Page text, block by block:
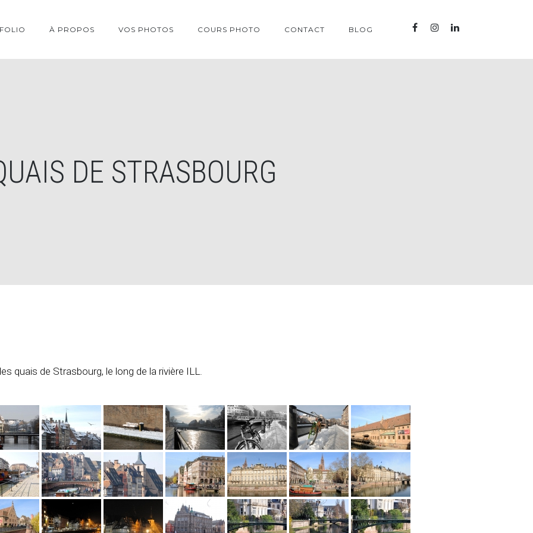
À PROPOS VOS PHOTOS COURS PHOTO CONTACT BLOG
DE STRASBOURG
quais de Strasbourg, le long de la rivière ILL.